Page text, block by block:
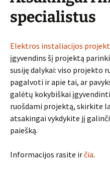
specialistus
Elektros instaliacijos
įgyvendins šį projektą
susiję dalykai: viso projekto
pagalvoti ir apie tai, ar
galėtų kokybiškai
ruošdami projektą, skirkite
atsakingai vykdykite jį
paiešką.
Informacijos rasite irčia.